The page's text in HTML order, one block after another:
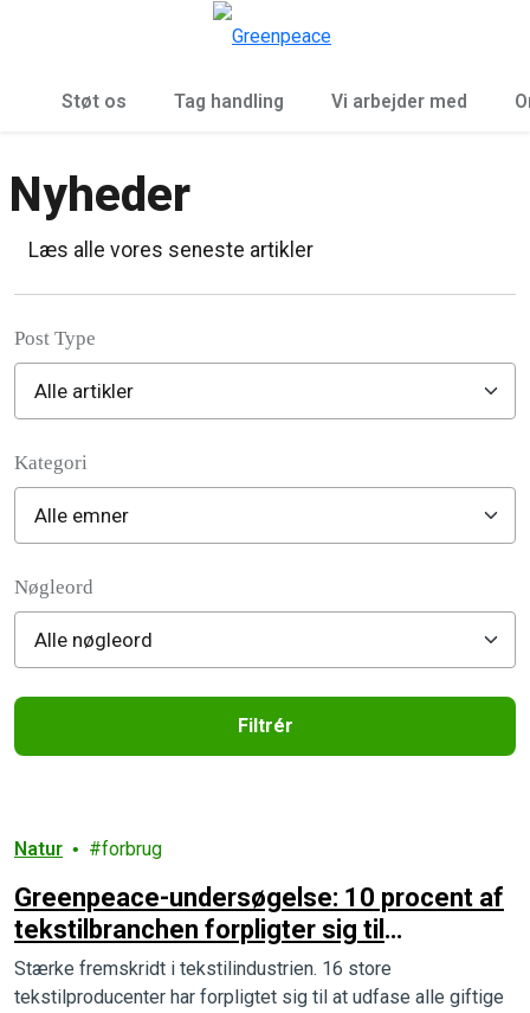
Støt os Tag handling Vi arbejder med
Nyheder
Læs alle vores seneste artikler
Post Type
Kategori
Nøgleord
Filtrér
Natur forbrug
Greenpeace-undersøgelse: 10 procent af
tekstilbranchen forpligter sig til
kemikaliefrit tøj
Stærke fremskridt i tekstilindustrien. 16 store
tekstilproducenter har forpligtet sig til at udfase alle giftige